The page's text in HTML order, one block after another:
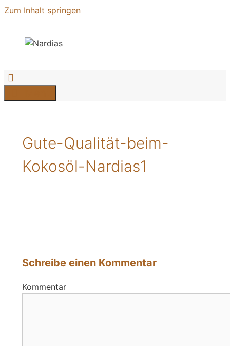
Zum Inhalt springen
Gute-Qualität-beim-
Kokosöl-Nardias1
Schreibe einen Kommentar
Kommentar